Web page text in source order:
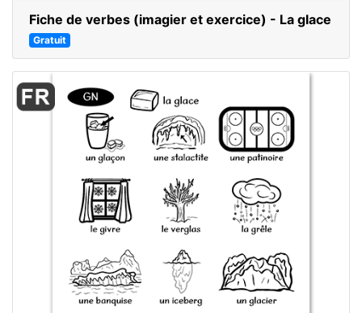
Fiche de verbes (imagier et exercice) - La glace
Gratuit